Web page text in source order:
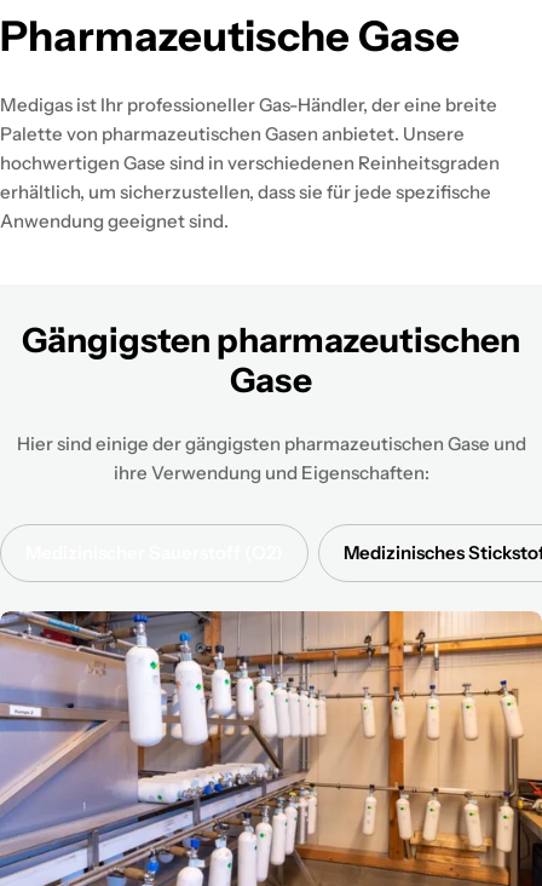
Pharmazeutische Gase
Medigas ist Ihr professioneller Gas-Händler, der eine breite
Palette von pharmazeutischen Gasen anbietet. Unsere
hochwertigen Gase sind in verschiedenen Reinheitsgraden
erhältlich, um sicherzustellen, dass sie für jede spezifische
Anwendung geeignet sind.
Gängigsten pharmazeutischen
Gase
Hier sind einige der gängigsten pharmazeutischen Gase und
ihre Verwendung und Eigenschaften:
Medizinisches